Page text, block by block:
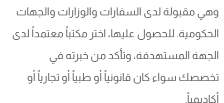
وهي مقبولة لدى السفارات والوزارات والجهات
الحكومية. للحصول عليها، اختر مكتباً معتمداً لدى
الجهة المستهدفة، وتأكد من خبرته في
تخصصك سواء كان قانونياً أو طبياً أو تجارياً أو
أكاديمياً.